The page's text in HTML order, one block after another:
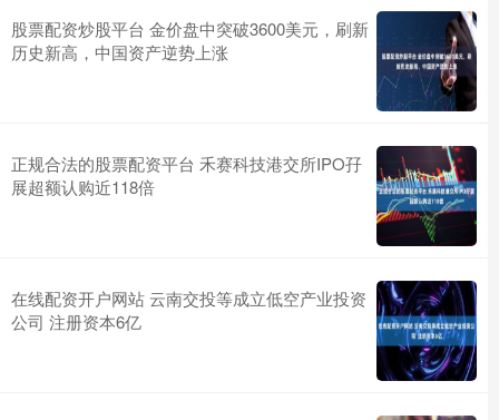
股票配资炒股平台 金价盘中突破3600美元，刷新
历史新高，中国资产逆势上涨
正规合法的股票配资平台 禾赛科技港交所IPO孖
展超额认购近118倍
在线配资开户网站 云南交投等成立低空产业投资
公司 注册资本6亿